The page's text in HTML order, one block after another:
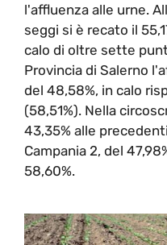
l'affluenza alle urne.
seggi si è recato il
calo di oltre sette
Provincia di Salerno
del 48,58%, in calo
(58,51%). Nella
43,35% alle
Campania 2, del
58,60%.